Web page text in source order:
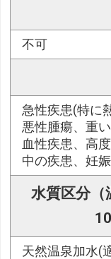
不可
急性疾患(特に
悪性腫瘍、重
血性疾患、高
中の疾患、妊
水質区分（
天然温泉加水(